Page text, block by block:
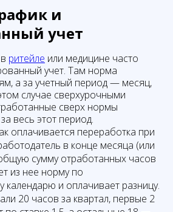
и
учет
ритейле или медицине часто
учет. Там норма
а за учетный период — месяц,
случае сверхурочными
сверх нормы
весь этот период.
оплачивается переработка при
в конце месяца (или
сумму отработанных часов
из нее норму по
календарю и оплачивает разницу.
20 часов за квартал, первые 2